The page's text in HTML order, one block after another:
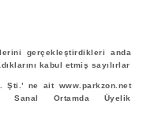
gerçekleştirdikleri anda
kabul etmiş sayılırlar
Şti.’ ne ait www.parkzon.net
Sanal Ortamda Üyelik